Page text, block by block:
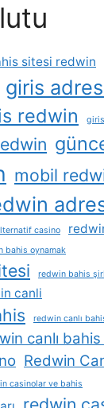
sitesi redwin
giris
redwin
mobil
casino
bahis oynamak
redwin bahis
canli
redwin canlı
canlı
Redwin
casinolar ve bahis